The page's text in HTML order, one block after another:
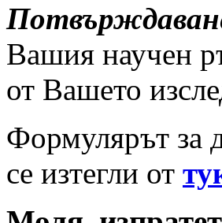
Вашия научен
от Вашето
Формулярът за
се изтегли от